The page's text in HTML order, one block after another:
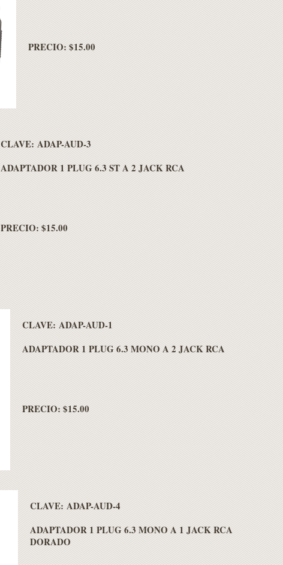
PRECIO: $15.00
CLAVE: ADAP-AUD-3
ADAPTADOR 1 PLUG 6.3 ST A 2 JACK RCA
PRECIO: $15.00
CLAVE: ADAP-AUD-1
ADAPTADOR 1 PLUG 6.3 MONO A 2 JACK RCA
PRECIO: $15.00
CLAVE: ADAP-AUD-4
ADAPTADOR 1 PLUG 6.3 MONO A 1 JACK RCA
DORADO